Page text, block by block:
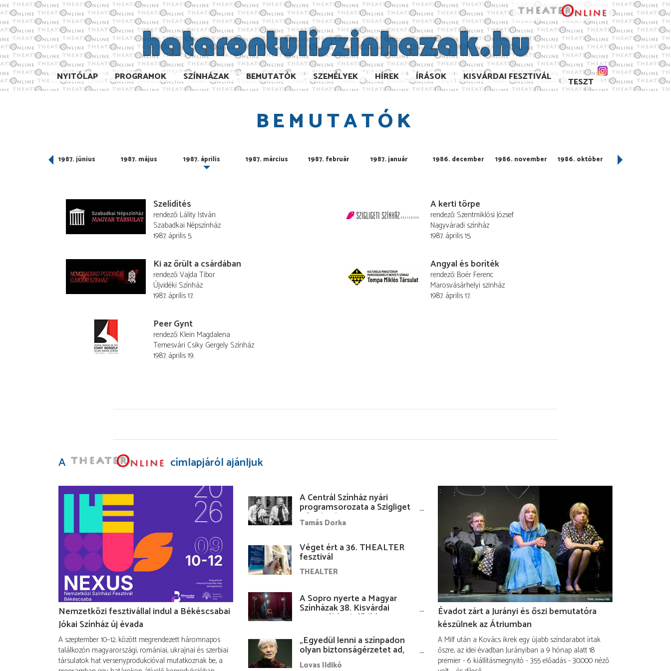
NYITÓLAP PROGRAMOK SZÍNHÁZAK BEMUTATÓK SZEMÉLYEK HÍREK ÍRÁSOK KISVÁRDAI FESZTIVÁL TESZT
BEMUTATÓK
1987. június 1987. május 1987. április 1987. március 1987. február 1987. január 1986. december 1986. november 1986. október 1986.
Szelídítés
rendező Lálity István
Szabadkai Népszínház
1987. április 5.
A kerti törpe
rendező Szentmiklósi József
Nagyváradi színház
1987. április 15.
Ki az őrült a csárdában
rendező Vajda Tibor
Újvidéki Színház
1987. április 17.
Angyal és boríték
rendező Boér Ferenc
Marosvásárhelyi szinház
1987. április 17.
Peer Gynt
rendező Klein Magdalena
Temesvári Csiky Gergely Színház
1987. április 19.
A címlapjáról ajánljuk
Nemzetközi fesztivállal indul a Békéscsabai
Jókai Színház új évada
A szeptember 10–12. között megrendezett háromnapos
találkozón magyarországi, romániai, ukrajnai és szerbiai
társulatok hat versenyprodukcióval mutatkoznak be, a
A Centrál Színház nyári
programsorozata a Szigliget
Várudvarban
Tamás Dorka
Véget ért a 36. THEALTER
fesztivál
THEALTER
A Sopro nyerte a Magyar
Színházak 38. Kisvárdai
Fesztiváljának fődíját
„Egyedül lenni a színpadon
olyan biztonságérzetet ad,
hogy lám, mindenki más
Lovas Ildikó
Évadot zárt a Jurányi és őszi bemutatóra
készülnek az Átriumban
A Milf után a Kovács ikrek egy újabb színdarabot írtak
őszre, az idei évadban Jurányiban a 9 hónap alatt 18
premier - 6 kiállításmegnyitó - 355 előadás - 30.000 néző